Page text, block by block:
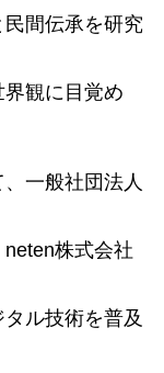
間伝承を研究
観に目覚め
一般社団法人
株式会社
ル技術を普及